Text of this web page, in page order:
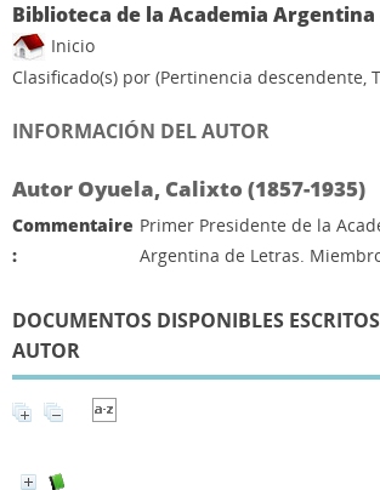
Biblioteca de la Academia Argentina
Inicio
Clasificado(s) por (Pertinencia descendente,
INFORMACIÓN DEL AUTOR
Autor Oyuela, Calixto (1857-1935)
Commentaire
:
Primer Presidente de la
Argentina de Letras.
DOCUMENTOS DISPONIBLES
AUTOR